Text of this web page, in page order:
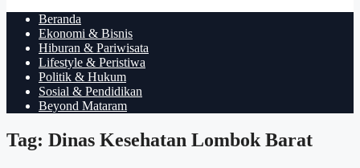
Beranda
Ekonomi & Bisnis
Hiburan & Pariwisata
Lifestyle & Peristiwa
Politik & Hukum
Sosial & Pendidikan
Beyond Mataram
Tag: Dinas Kesehatan Lombok Barat